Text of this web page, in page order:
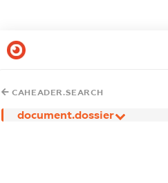
CAHEADER.SEARCH
document.dossier